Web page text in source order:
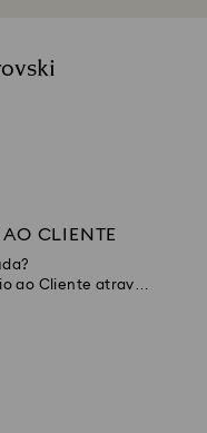
CLIENTE
ao Cliente através